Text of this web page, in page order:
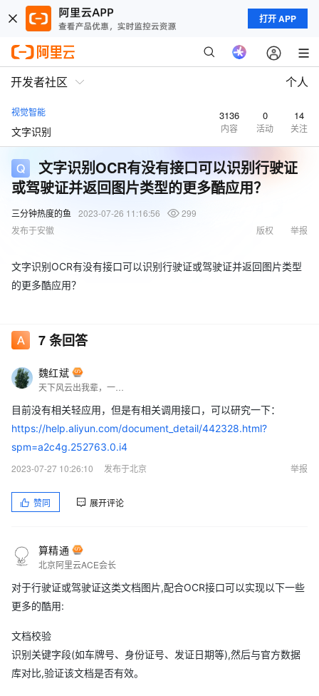
打开 APP
开发者社区 个人
视觉智能
文字识别
3136
内容
0
活动
14
关注
文字识别OCR有没有接口可以识别行驶证
或驾驶证并返回图片类型的更多酷应用？
三分钟热度的鱼 2023-07-26 11:16:56
299
发布于安徽
举报
版权
文字识别OCR有没有接口可以识别行驶证或驾驶证并返回图片类型
的更多酷应用？
7条回答
魏红斌
目前没有相关轻应用，但是有相关调用接口，可以研究一下：
https://help.aliyun.com/document_detail/442328.html?
spm=a2c4g.252763.0.i4
2023-07-27 10:26:10
发布于北京 举报
赞同 展开评论
算精通
北京阿里云ACE会长
对于行驶证或驾驶证这类文档图片,配合OCR接口可以实现以下一些
更多的酷用:
文档校验
识别关键字段(如车牌号、身份证号、发证日期等),然后与官方数据
库对比,验证该文档是否有效。